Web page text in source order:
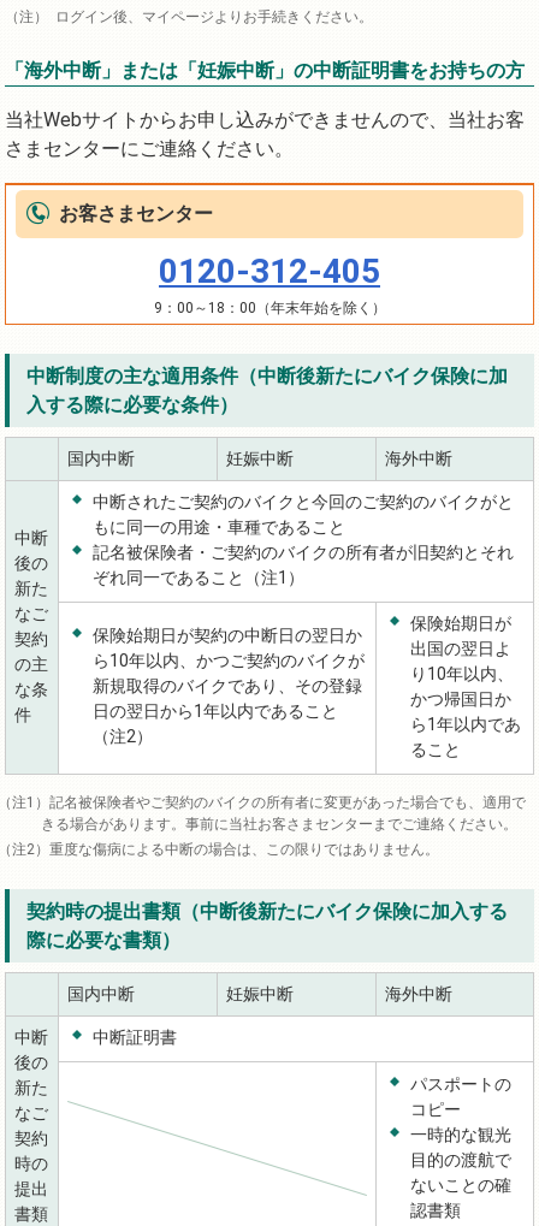
ログイン後、マイページよりお手続きください。
「海外中断」または「妊娠中断」の中断証明書をお持ちの方
当社Webサイトからお申し込みができませんので、当社お客
さまセンターにご連絡ください。
お客さまセンター
0120-312-405
9：00～18：00（年末年始を除く）
中断制度の主な適用条件（中断後新たにバイク保険に加
入する際に必要な条件）
国内中断 妊娠中断 海外中断
中断
後の
新た
なご
契約
の主
な条
件
中断されたご契約のバイクと今回のご契約のバイクがと
もに同一の用途・車種であること
記名被保険者・ご契約のバイクの所有者が旧契約とそれ
ぞれ同一であること（注1）
保険始期日が契約の中断日の翌日か
ら10年以内、かつご契約のバイクが
新規取得のバイクであり、その登録
日の翌日から1年以内であること
（注2）
保険始期日が
出国の翌日よ
り10年以内、
かつ帰国日か
ら1年以内であ
ること
記名被保険者やご契約のバイクの所有者に変更があった場合でも、適用で
きる場合があります。事前に当社お客さまセンターまでご連絡ください。
重度な傷病による中断の場合は、この限りではありません。
契約時の提出書類（中断後新たにバイク保険に加入する
際に必要な書類）
国内中断 妊娠中断 海外中断
中断
後の
新た
なご
契約
時の
提出
書類
中断証明書
パスポートの
コピー
一時的な観光
目的の渡航で
ないことの確
認書類